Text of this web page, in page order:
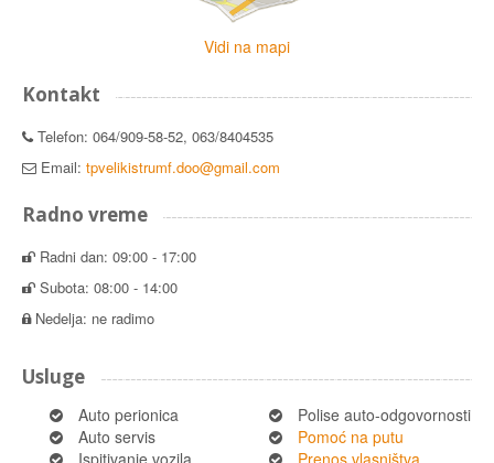
Vidi na mapi
Kontakt
Telefon: 064/909-58-52, 063/8404535
Email: tpvelikistrumf.doo@gmail.com
Radno vreme
Radni dan: 09:00 - 17:00
Subota: 08:00 - 14:00
Nedelja: ne radimo
Usluge
Auto perionica
Auto servis
Ispitivanje vozila
Polise auto-odgovornosti
Pomoć na putu
Prenos vlasništva